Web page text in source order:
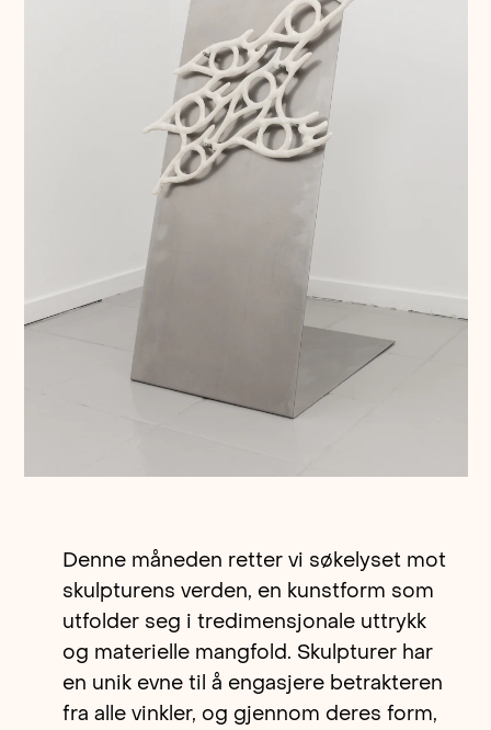
Denne måneden retter vi søkelyset mot
skulpturens verden, en kunstform som
utfolder seg i tredimensjonale uttrykk
og materielle mangfold. Skulpturer har
en unik evne til å engasjere betrakteren
fra alle vinkler, og gjennom deres form,